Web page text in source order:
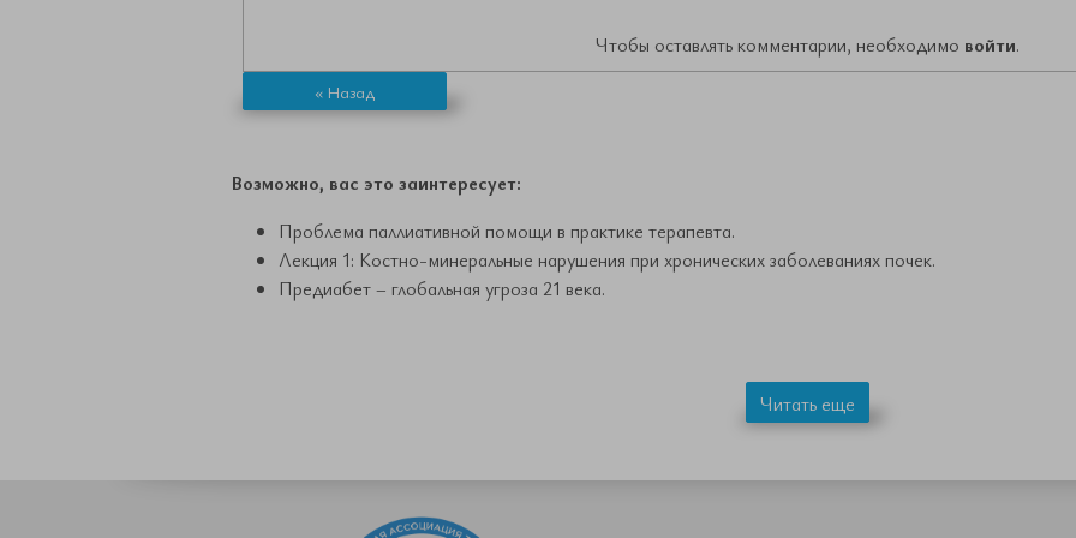
Чтобы оставлять комментарии, необходимо войти.
« Назад
Возможно, вас это заинтересует:
Проблема паллиативной помощи в практике терапевта.
Лекция 1: Костно-минеральные нарушения при хронических заболеваниях почек.
Предиабет – глобальная угроза 21 века.
Читать еще